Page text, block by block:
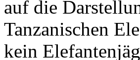
auf die
Tanzanischen
kein